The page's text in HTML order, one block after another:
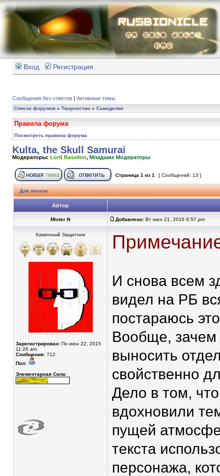
Вход Регистрация
Сообщения без ответов | Активные темы
Список форумов » Творчество » Самоделки
Правила форума
Посмотреть правила форума
Kulta, the Skull Samurai
Модераторы: Lord Rassilon, Младшие Модераторы
Страница 1 из 1 [ Сообщений: 13 ]
Для печати
Автор
Mister N Добавлено: Вт июн 21, 2016 6:57 pm
Каменный Защитник
Зарегистрирован: Пн июн 22, 2015
11:26 am
Сообщения: 712
Пол:
Элементарная Сила:
И снова всем
видел на РБ
постараюсь
Вообще, зачем
выносить
свойственно
Дело в том,
вдохновили
пущей
текста
персонажа,